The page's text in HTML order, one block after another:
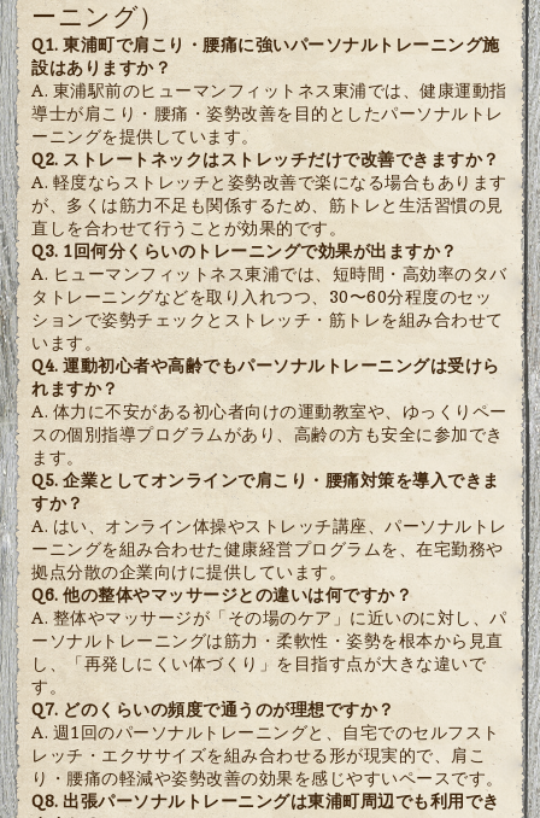
ーニング）
Q1. 東浦町で肩こり・腰痛に強いパーソナルトレーニング施
設はありますか？
A. 東浦駅前のヒューマンフィットネス東浦では、健康運動指
導士が肩こり・腰痛・姿勢改善を目的としたパーソナルトレ
ーニングを提供しています。
Q2. ストレートネックはストレッチだけで改善できますか？
A. 軽度ならストレッチと姿勢改善で楽になる場合もあります
が、多くは筋力不足も関係するため、筋トレと生活習慣の見
直しを合わせて行うことが効果的です。
Q3. 1回何分くらいのトレーニングで効果が出ますか？
A. ヒューマンフィットネス東浦では、短時間・高効率のタバ
タトレーニングなどを取り入れつつ、30〜60分程度のセッ
ションで姿勢チェックとストレッチ・筋トレを組み合わせて
います。
Q4. 運動初心者や高齢でもパーソナルトレーニングは受けら
れますか？
A. 体力に不安がある初心者向けの運動教室や、ゆっくりペー
スの個別指導プログラムがあり、高齢の方も安全に参加でき
ます。
Q5. 企業としてオンラインで肩こり・腰痛対策を導入できま
すか？
A. はい、オンライン体操やストレッチ講座、パーソナルトレ
ーニングを組み合わせた健康経営プログラムを、在宅勤務や
拠点分散の企業向けに提供しています。
Q6. 他の整体やマッサージとの違いは何ですか？
A. 整体やマッサージが「その場のケア」に近いのに対し、パ
ーソナルトレーニングは筋力・柔軟性・姿勢を根本から見直
し、「再発しにくい体づくり」を目指す点が大きな違いで
す。
Q7. どのくらいの頻度で通うのが理想ですか？
A. 週1回のパーソナルトレーニングと、自宅でのセルフスト
レッチ・エクササイズを組み合わせる形が現実的で、肩こ
り・腰痛の軽減や姿勢改善の効果を感じやすいペースです。
Q8. 出張パーソナルトレーニングは東浦町周辺でも利用でき